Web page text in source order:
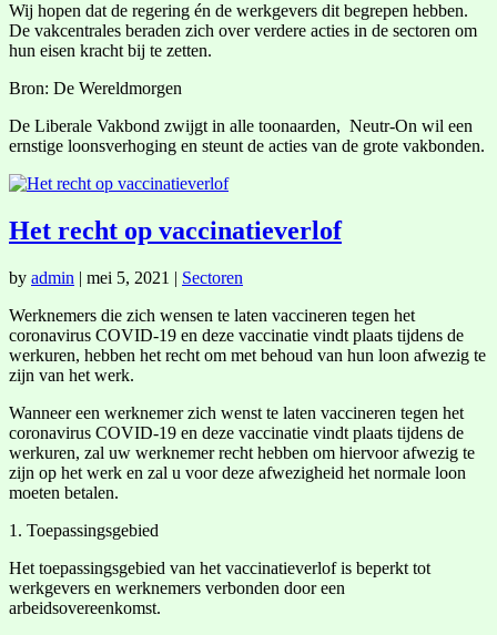
Wij hopen dat de regering én de werkgevers dit begrepen hebben.
De vakcentrales beraden zich over verdere acties in de sectoren om
hun eisen kracht bij te zetten.
Bron: De Wereldmorgen
De Liberale Vakbond zwijgt in alle toonaarden, Neutr-On wil een
ernstige loonsverhoging en steunt de acties van de grote vakbonden.
Het recht op vaccinatieverlof
by admin | mei 5, 2021 | Sectoren
Werknemers die zich wensen te laten vaccineren tegen het
coronavirus COVID-19 en deze vaccinatie vindt plaats tijdens de
werkuren, hebben het recht om met behoud van hun loon afwezig te
zijn van het werk.
Wanneer een werknemer zich wenst te laten vaccineren tegen het
coronavirus COVID-19 en deze vaccinatie vindt plaats tijdens de
werkuren, zal uw werknemer recht hebben om hiervoor afwezig te
zijn op het werk en zal u voor deze afwezigheid het normale loon
moeten betalen.
1. Toepassingsgebied
Het toepassingsgebied van het vaccinatieverlof is beperkt tot
werkgevers en werknemers verbonden door een
arbeidsovereenkomst.